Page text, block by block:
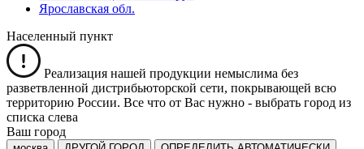
Ярославская обл.
Населенный пункт
Реализация нашей продукции немыслима без
разветвленной дистрибьюторской сети, покрывающей всю
территорию России. Все что от Вас нужно - выбрать город из
списка слева
Ваш город